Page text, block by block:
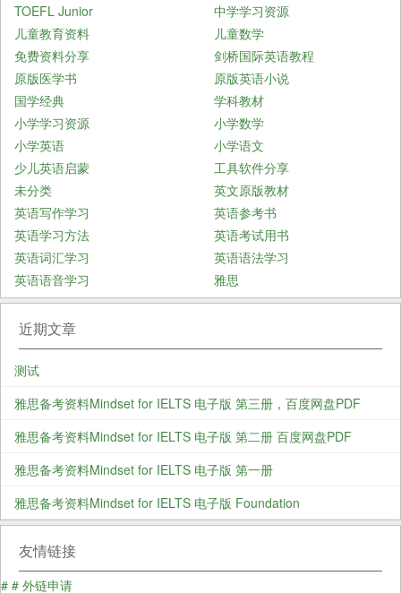
TOEFL Junior
中学学习资源
儿童教育资料
儿童数学
免费资料分享
剑桥国际英语教程
原版医学书
原版英语小说
国学经典
学科教材
小学学习资源
小学数学
小学英语
小学语文
少儿英语启蒙
工具软件分享
未分类
英文原版教材
英语写作学习
英语参考书
英语学习方法
英语考试用书
英语词汇学习
英语语法学习
英语语音学习
雅思
近期文章
测试
雅思备考资料Mindset for IELTS 电子版 第三册，百度网盘PDF
雅思备考资料Mindset for IELTS 电子版 第二册 百度网盘PDF
雅思备考资料Mindset for IELTS 电子版 第一册
雅思备考资料Mindset for IELTS 电子版 Foundation
友情链接
# # 外链申请